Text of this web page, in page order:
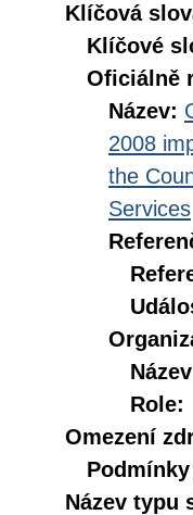
Klíčová
Klíčové
Oficiálně
Název:
2008
the
Services
Role:
Omezení
Název typu